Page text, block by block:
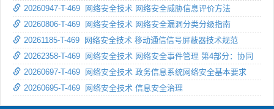
20260947-T-469 网络安全技术 网络安全威胁信息评价方法
20260806-T-469 网络安全技术 网络安全漏洞分类分级指南
20261185-T-469 网络安全技术 移动通信信号屏蔽器技术规范
20262358-T-469 网络安全技术 网络安全事件管理 第4部分：协同
20260697-T-469 网络安全技术 政务信息系统网络安全基本要求
20260695-T-469 网络安全技术 信息安全治理